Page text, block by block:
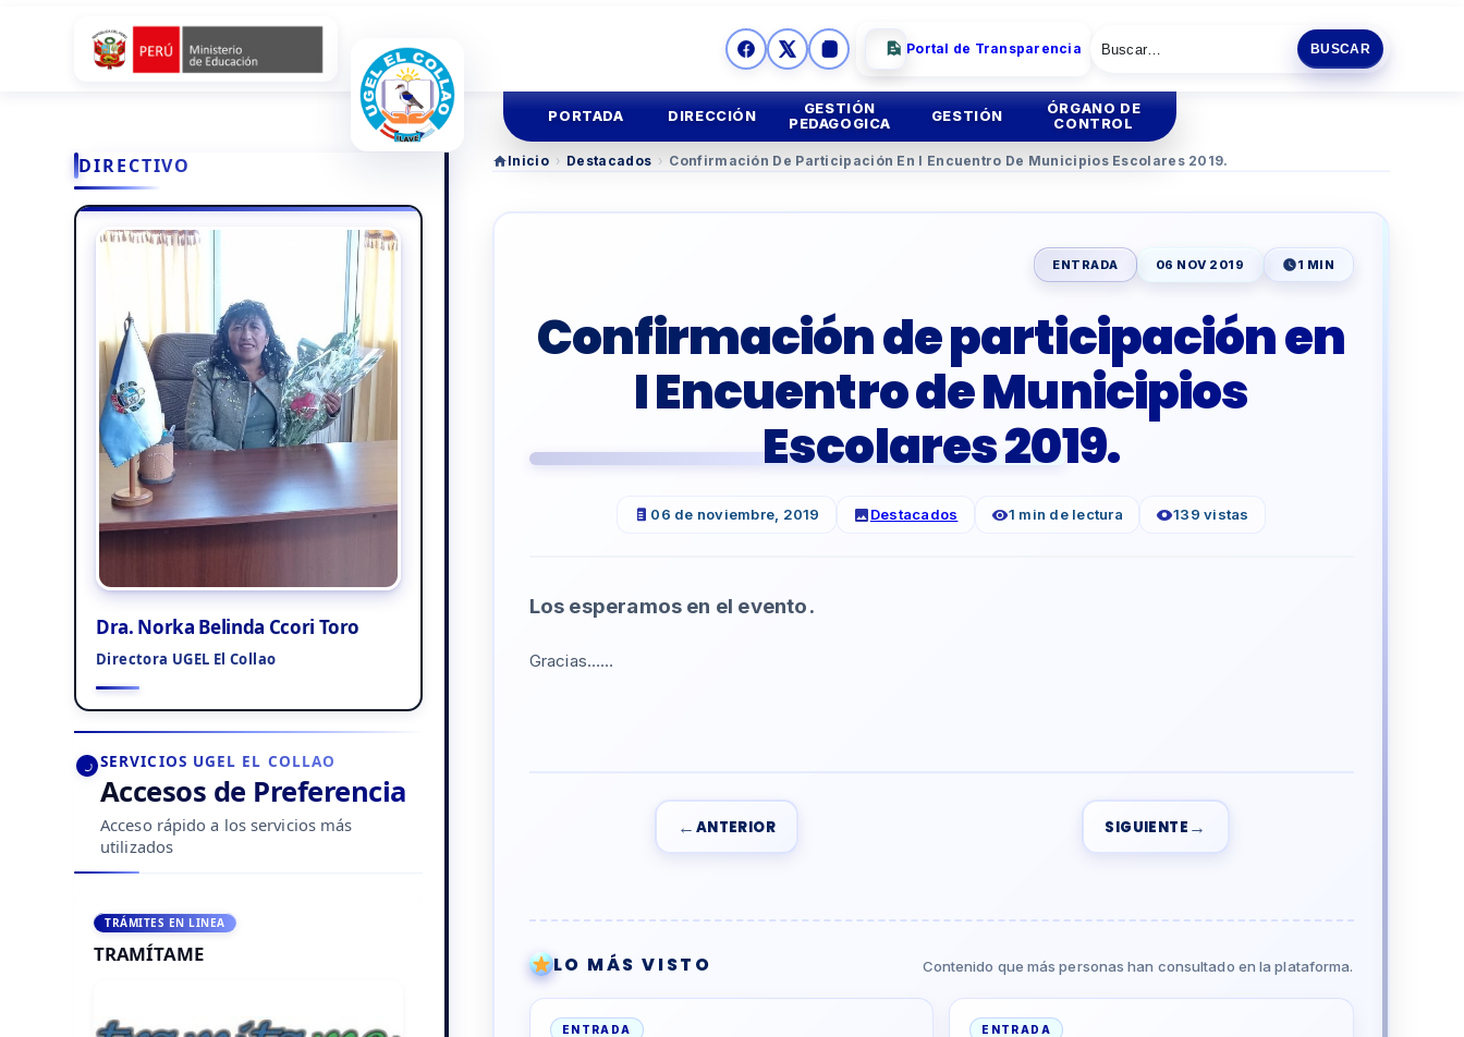
Portal de Transparencia BUSCAR
PORTADA DIRECCIÓN
GESTIÓN
PEDAGOGICA
TUTORIA Y CONVIVENCIAESCOLAR
EDUCACIÓN TÉCNICOPRODUCTIVA
TALLER DOCENTES
GESTIÓN
ÓRGANO DE
CONTROL
DIRECTIVO
Dra. Norka Belinda Ccori Toro
Directora UGEL El Collao
SERVICIOS UGEL EL COLLAO
Accesos de Preferencia
Acceso rápido a los servicios más
utilizados
TRÁMITES EN LINEA
TRAMÍTAME
Inicio › Destacados › Confirmación De Participación En I Encuentro De Municipios Escolares 2019.
ENTRADA 06 NOV 2019 1 MIN
Confirmación de participación en
I Encuentro de Municipios
Escolares 2019.
06 de noviembre, 2019 Destacados 1 min de lectura 139 vistas
Los esperamos en el evento.
Gracias……
← ANTERIOR SIGUIENTE →
LO MÁS VISTO Contenido que más personas han consultado en la plataforma.
ENTRADA ENTRADA